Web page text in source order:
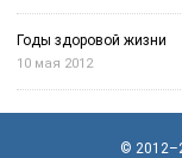
Годы здоровой жизни
10 мая 2012
©